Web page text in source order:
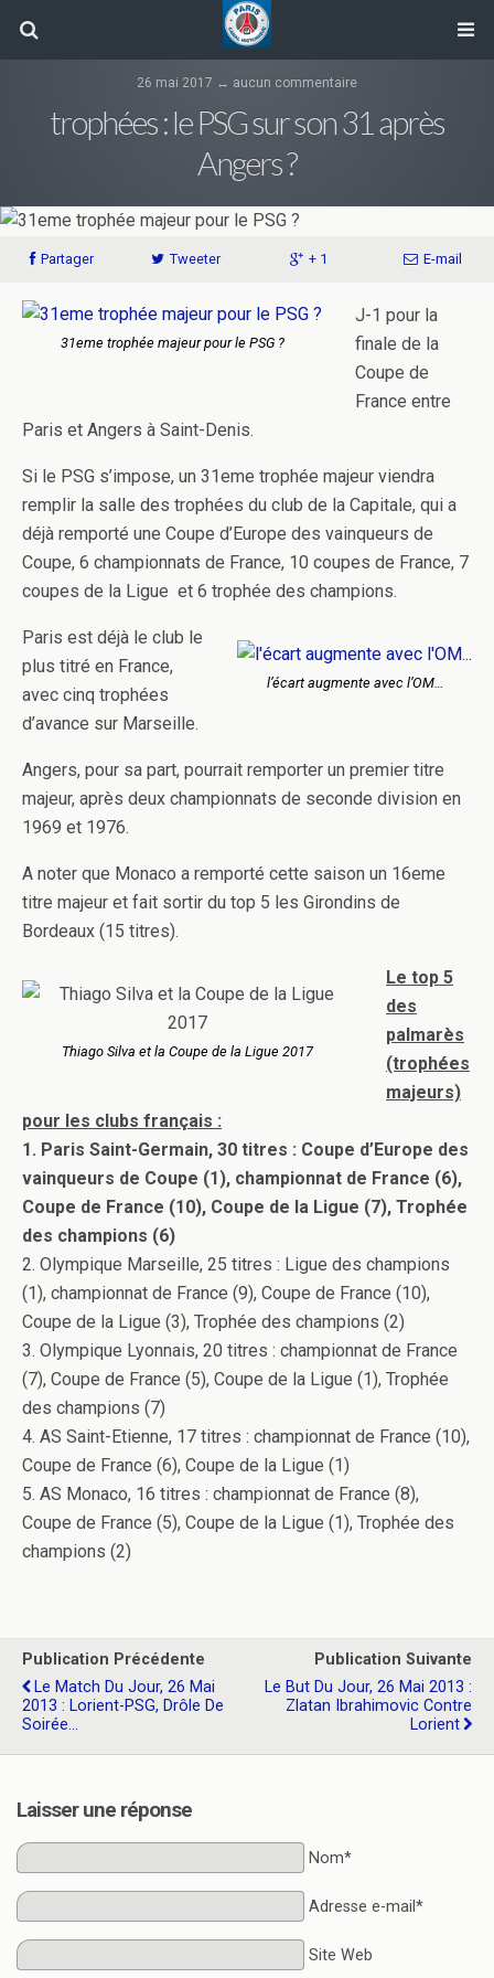
26 mai 2017 ↔ aucun commentaire
trophées : le PSG sur son 31 après
Angers ?
Partager Tweeter + 1 E-mail
31eme trophée majeur pour le PSG ?
J-1 pour la
finale de la
Coupe de
France entre
Paris et Angers à Saint-Denis.
Si le PSG s’impose, un 31eme trophée majeur viendra
remplir la salle des trophées du club de la Capitale, qui a
déjà remporté une Coupe d’Europe des vainqueurs de
Coupe, 6 championnats de France, 10 coupes de France, 7
coupes de la Ligue et 6 trophée des champions.
l’écart augmente avec l’OM…
Paris est déjà le club le
plus titré en France,
avec cinq trophées
d’avance sur Marseille.
Angers, pour sa part, pourrait remporter un premier titre
majeur, après deux championnats de seconde division en
1969 et 1976.
A noter que Monaco a remporté cette saison un 16eme
titre majeur et fait sortir du top 5 les Girondins de
Bordeaux (15 titres).
Thiago Silva et la Coupe de la Ligue 2017
Le top 5
des
palmarès
(trophées
majeurs)
pour les clubs français :
1. Paris Saint-Germain, 30 titres : Coupe d’Europe des
vainqueurs de Coupe (1), championnat de France (6),
Coupe de France (10), Coupe de la Ligue (7), Trophée
des champions (6)
2. Olympique Marseille, 25 titres : Ligue des champions
(1), championnat de France (9), Coupe de France (10),
Coupe de la Ligue (3), Trophée des champions (2)
3. Olympique Lyonnais, 20 titres : championnat de France
(7), Coupe de France (5), Coupe de la Ligue (1), Trophée
des champions (7)
4. AS Saint-Etienne, 17 titres : championnat de France (10),
Coupe de France (6), Coupe de la Ligue (1)
5. AS Monaco, 16 titres : championnat de France (8),
Coupe de France (5), Coupe de la Ligue (1), Trophée des
champions (2)
Publication Précédente
Le Match Du Jour, 26 Mai
2013 : Lorient-PSG, Drôle De
Soirée...
Publication Suivante
Le But Du Jour, 26 Mai 2013 :
Zlatan Ibrahimovic Contre
Lorient
Laisser une réponse
Nom*
Adresse e-mail*
Site Web